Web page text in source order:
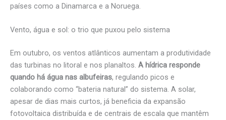
países como a Dinamarca e a Noruega.
Vento, água e sol: o trio que puxou pelo sistema
Em outubro, os ventos atlânticos aumentam a produtividade
das turbinas no litoral e nos planaltos. A hídrica responde
quando há água nas albufeiras, regulando picos e
colaborando como “bateria natural” do sistema. A solar,
apesar de dias mais curtos, já beneficia da expansão
fotovoltaica distribuída e de centrais de escala que mantêm